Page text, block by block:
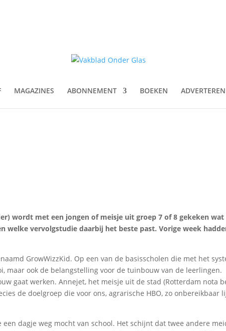
MAGAZINES ABONNEMENT BOEKEN ADVERTEREN
wordt met een jongen of meisje uit groep 7 of 8 gekeken
vervolgstudie daarbij het beste past. Vorige week
GrowWizzKid. Op een van de basisscholen die met het
maar ook de belangstelling voor de tuinbouw van de leerlingen.
gaat werken. Annejet, het meisje uit de stad (Rotterdam nota
de doelgroep die voor ons, agrarische HBO, zo onbereikbaar
dagje weg mocht van school. Het schijnt dat twee andere